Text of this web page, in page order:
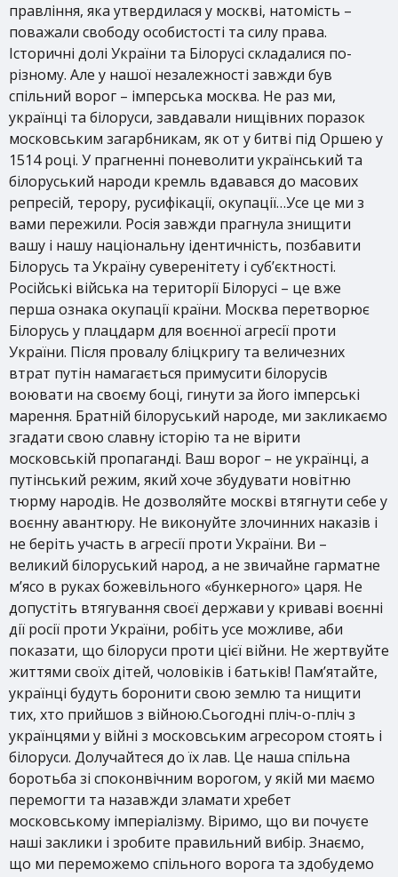
правління, яка утвердилася у москві, натомість –
поважали свободу особистості та силу права.
Історичні долі України та Білорусі складалися по-
різному. Але у нашої незалежності завжди був
спільний ворог – імперська москва. Не раз ми,
українці та білоруси, завдавали нищівних поразок
московським загарбникам, як от у битві під Оршею у
1514 році. У прагненні поневолити український та
білоруський народи кремль вдавався до масових
репресій, терору, русифікації, окупації…Усе це ми з
вами пережили. Росія завжди прагнула знищити
вашу і нашу національну ідентичність, позбавити
Білорусь та Україну суверенітету і суб’єктності.
Російські війська на території Білорусі – це вже
перша ознака окупації країни. Москва перетворює
Білорусь у плацдарм для воєнної агресії проти
України. Після провалу бліцкригу та величезних
втрат путін намагається примусити білорусів
воювати на своєму боці, гинути за його імперські
марення. Братній білоруський народе, ми закликаємо
згадати свою славну історію та не вірити
московській пропаганді. Ваш ворог – не українці, а
путінський режим, який хоче збудувати новітню
тюрму народів. Не дозволяйте москві втягнути себе у
воєнну авантюру. Не виконуйте злочинних наказів і
не беріть участь в агресії проти України. Ви –
великий білоруський народ, а не звичайне гарматне
м’ясо в руках божевільного «бункерного» царя. Не
допустіть втягування своєї держави у криваві воєнні
дії росії проти України, робіть усе можливе, аби
показати, що білоруси проти цієї війни. Не жертвуйте
життями своїх дітей, чоловіків і батьків! Пам’ятайте,
українці будуть боронити свою землю та нищити
тих, хто прийшов з війною.Сьогодні пліч-о-пліч з
українцями у війні з московським агресором стоять і
білоруси. Долучайтеся до їх лав. Це наша спільна
боротьба зі споконвічним ворогом, у якій ми маємо
перемогти та назавжди зламати хребет
московському імперіалізму. Віримо, що ви почуєте
наші заклики і зробите правильний вибір. Знаємо,
що ми переможемо спільного ворога та здобудемо